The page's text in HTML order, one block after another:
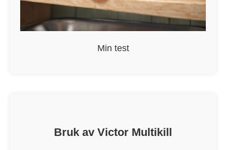
Min test
Bruk av Victor Multikill